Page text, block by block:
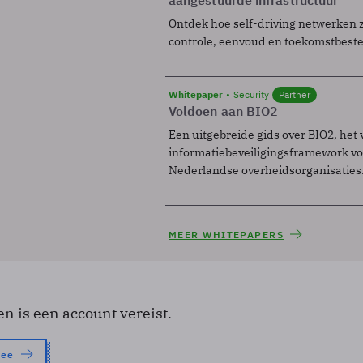
Ontdek hoe self-driving netwerken
controle, eenvoud en
Whitepaper Security Partner
Voldoen aan BIO2
Een uitgebreide gids over BIO2, het
informatiebeveiligingsframework
Nederlandse
MEER WHITEPAPERS
is een account vereist.